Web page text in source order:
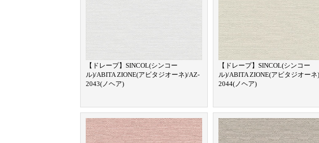
【ドレープ】SINCOL(シンコー
ル)/ABITA ZIONE(アビタジオーネ)/AZ-
2043(ノヘア)
【ドレープ】SINCOL(シンコー
ル)/ABITA ZIONE(アビタジオーネ
2044(ノヘア)